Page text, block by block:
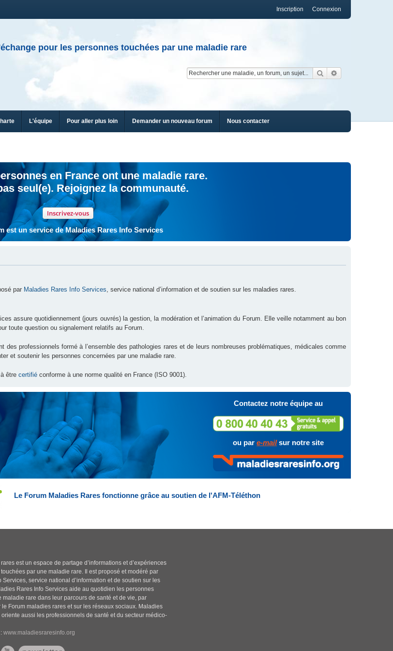
Connexion
Inscription
pour les personnes touchées par une maladie rare
Rechercher
L'équipe Pour aller plus loin Demander un nouveau forum Nous contacter
en France ont une maladie rare.
seul(e). Rejoignez la communauté.
Inscrivez-vous
est un service de Maladies Rares Info Services
par Maladies Rares Info Services, service national d’information et de soutien sur les maladies rares.
assure quotidiennement (jours ouvrés) la gestion, la modération et l’animation du Forum. Elle veille notamment au bon
toute question ou signalement relatifs au Forum.
des professionnels formé à l’ensemble des pathologies rares et de leurs nombreuses problématiques, médicales comme
et soutenir les personnes concernées par une maladie rare.
être certifié conforme à une norme qualité en France (ISO 9001).
Contactez notre équipe au
ou par e-mailsur notre site
Le Forum Maladies Rares fonctionne grâce au soutien de l'AFM-Téléthon
est un espace de partage d’informations et d’expériences
par une maladie rare. Il est proposé et modéré par
Services, service national d’information et de soutien sur les
Rares Info Services aide au quotidien les personnes
maladie rare dans leur parcours de santé et de vie, par
Forum maladies rares et sur les réseaux sociaux. Maladies
oriente aussi les professionnels de santé et du secteur médico-
:www.maladiesraresinfo.org